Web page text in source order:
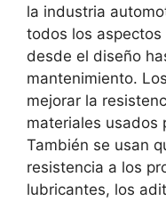
la industria
todos los
desde el diseño
mantenimiento.
mejorar la
materiales usados
También se usan
resistencia a los
lubricantes, los